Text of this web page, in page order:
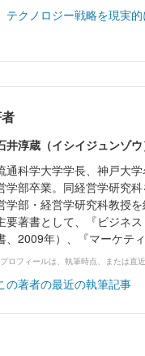
テクノロジー戦略を現実
井淳蔵（イシイジュンゾウ
通科学大学学長、神戸大
学部卒業。同経営学研究
学部・経営学研究科教授を
要著書として、『ビジネ
、2009年）、『マーケテ
ロフィールは、執筆時点、または直
の著者の最近の執筆記事